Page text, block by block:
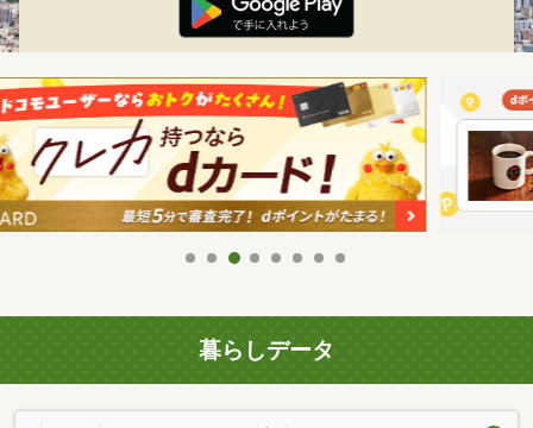
暮らしデータ